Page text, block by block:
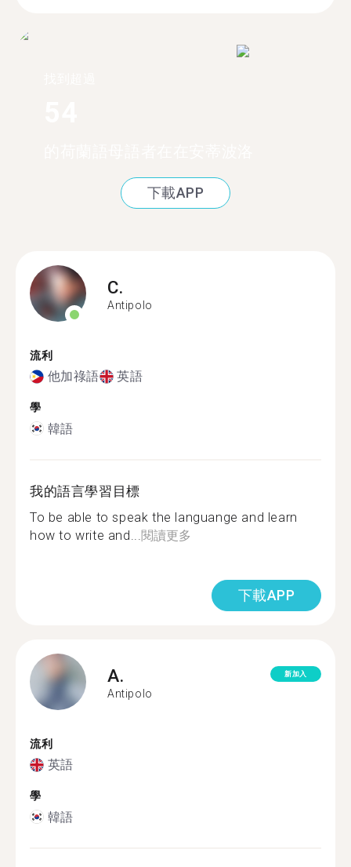
下載APP
C.
Antipolo
流利
他加祿語 英語
學
韓語
我的語言學習目標
To be able to speak the languange and learn
how to write and... 閱讀更多
下載APP
A.
Antipolo
新加入
流利
英語
學
韓語